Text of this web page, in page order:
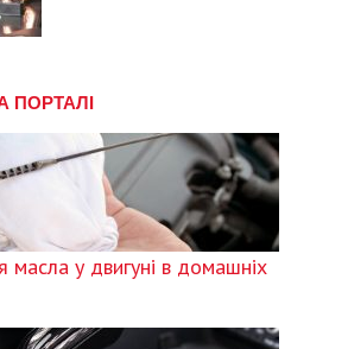
ПОРТАЛІ
масла у двигуні в домашніх